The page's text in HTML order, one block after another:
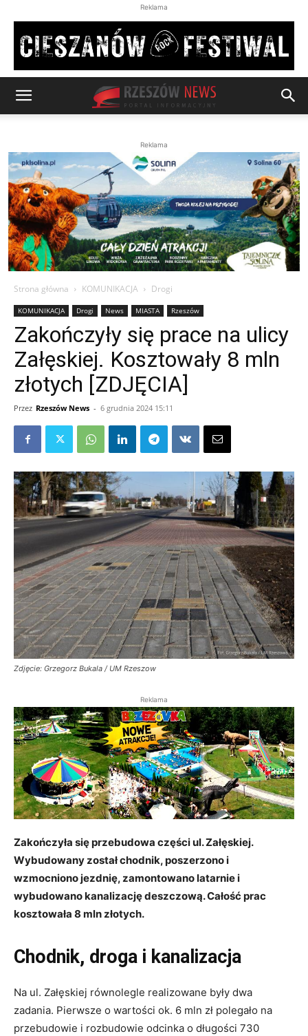
Reklama
Reklama
Strona główna KOMUNIKACJA Drogi
KOMUNIKACJA Drogi News MIASTA Rzeszów
Zakończyły się prace na ulicy
Załęskiej. Kosztowały 8 mln
złotych [ZDJĘCIA]
Przez Rzeszów News - 6 grudnia 2024 15:11
Zdjęcie: Grzegorz Bukala / UM Rzeszow
Reklama
Zakończyła się przebudowa części ul. Załęskiej.
Wybudowany został chodnik, poszerzono i
wzmocniono jezdnię, zamontowano latarnie i
wybudowano kanalizację deszczową. Całość prac
kosztowała 8 mln złotych.
Chodnik, droga i kanalizacja
Na ul. Załęskiej równolegle realizowane były dwa
zadania. Pierwsze o wartości ok. 6 mln zł polegało na
przebudowie i rozbudowie odcinka o długości 730